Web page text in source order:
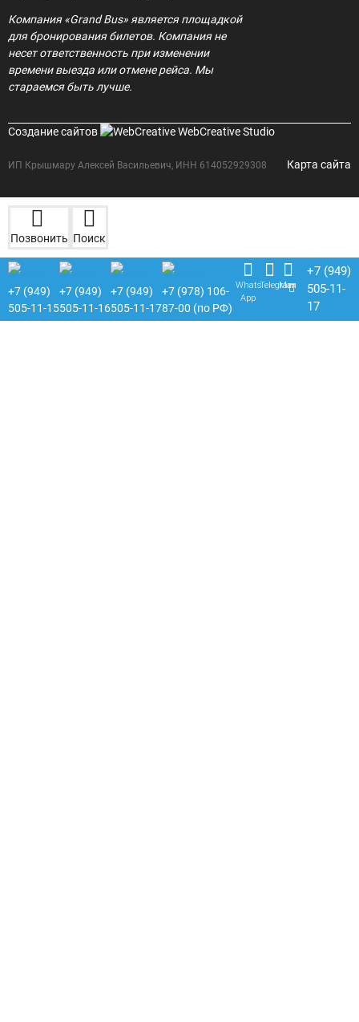
Компания «Grand Bus» является площадкой
для бронирования билетов. Компания не
несет ответственность при изменении
времени выезда или отмене рейса. Мы
стараемся быть лучше.
Создание сайтов WebCreative Studio
ИП Крышмару Алексей Васильевич, ИНН 614052929308 Карта сайта
Позвонить Поиск
+7 (949)
505-11-15
+7 (949)
505-11-16
+7 (949)
505-11-17
+7 (978) 106-
87-00 (по РФ)
Whats
App
Telegram
Max
+7 (949)
505-11-
17